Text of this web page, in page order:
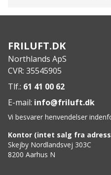
er det oplagt inderste
Flatlocksømme
Fugttransporterende
Komfortabel mod huden
Elastik i taljen
Overordnet materiale:
rib
FRILUFT.DK
Northlands ApS
CVR: 35545905
Tlf.: 61 41 00 62
E-mail: info@friluft.dk
Vi besvarer henvendelser
Kontor (intet salg fra
Skejby Nordlandsvej 303C
8200 Aarhus N